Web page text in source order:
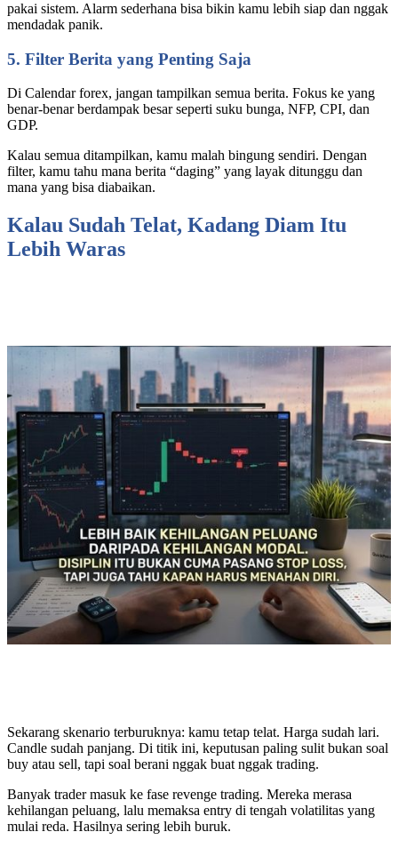
pakai sistem. Alarm sederhana bisa bikin kamu lebih siap dan nggak
mendadak panik.
5. Filter Berita yang Penting Saja
Di Calendar forex, jangan tampilkan semua berita. Fokus ke yang
benar-benar berdampak besar seperti suku bunga, NFP, CPI, dan
GDP.
Kalau semua ditampilkan, kamu malah bingung sendiri. Dengan
filter, kamu tahu mana berita “daging” yang layak ditunggu dan
mana yang bisa diabaikan.
Kalau Sudah Telat, Kadang Diam Itu
Lebih Waras
Sekarang skenario terburuknya: kamu tetap telat. Harga sudah lari.
Candle sudah panjang. Di titik ini, keputusan paling sulit bukan soal
buy atau sell, tapi soal berani nggak buat nggak trading.
Banyak trader masuk ke fase revenge trading. Mereka merasa
kehilangan peluang, lalu memaksa entry di tengah volatilitas yang
mulai reda. Hasilnya sering lebih buruk.